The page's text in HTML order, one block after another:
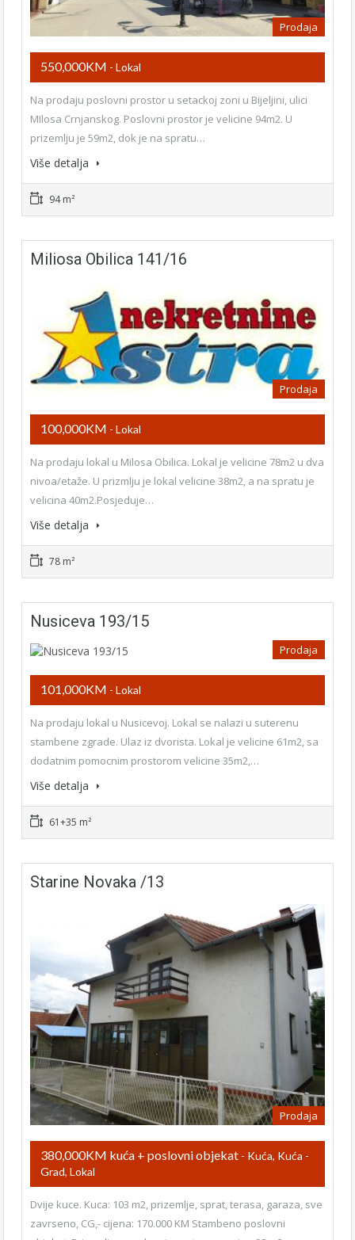
Prodaja
550,000KM - Lokal
Na prodaju poslovni prostor u setackoj zoni u Bijeljini, ulici
MIlosa Crnjanskog. Poslovni prostor je velicine 94m2. U
prizemlju je 59m2, dok je na spratu…
Više detalja
94 m²
Miliosa Obilica 141/16
Prodaja
100,000KM - Lokal
Na prodaju lokal u Milosa Obilica. Lokal je velicine 78m2 u dva
nivoa/etaže. U prizmlju je lokal velicine 38m2, a na spratu je
velicina 40m2.Posjeduje…
Više detalja
78 m²
Nusiceva 193/15
Prodaja
101,000KM - Lokal
Na prodaju lokal u Nusicevoj. Lokal se nalazi u suterenu
stambene zgrade. Ulaz iz dvorista. Lokal je velicine 61m2, sa
dodatnim pomocnim prostorom velicine 35m2,…
Više detalja
61+35 m²
Starine Novaka /13
Prodaja
380,000KM kuća + poslovni objekat - Kuća, Kuća -
Grad, Lokal
Dvije kuce. Kuca: 103 m2, prizemlje, sprat, terasa, garaza, sve
zavrseno, CG,- cijena: 170.000 KM Stambeno poslovni